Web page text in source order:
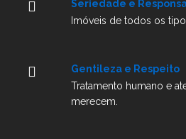
Seriedade e
Imóveis de todos os
Gentileza e Respeito
Tratamento humano e
merecem.